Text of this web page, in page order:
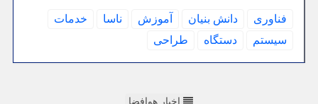
فناوری دانش بنیان آموزش ناسا
خدمات
سیستم
دستگاه طراحی
اخبار هوافضا